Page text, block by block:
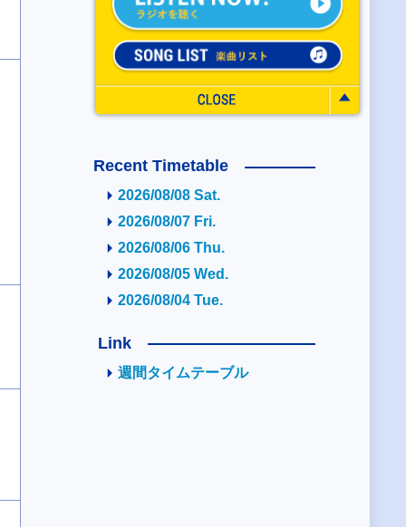
Recent Timetable
2026/08/08 Sat.
2026/08/07 Fri.
2026/08/06 Thu.
2026/08/05 Wed.
2026/08/04 Tue.
Link
週間タイムテーブル